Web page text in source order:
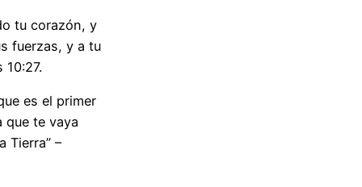
tu corazón, y
fuerzas, y a tu
10:27.
es el primer
que te vaya
Tierra” –